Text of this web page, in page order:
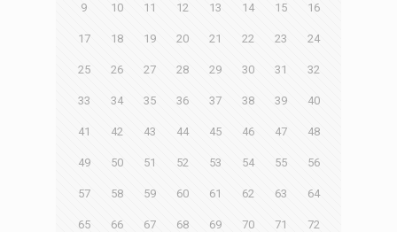
9 10 11 12 13 14 15 16
17 18 19 20 21 22 23 24
25 26 27 28 29 30 31 32
33 34 35 36 37 38 39 40
41 42 43 44 45 46 47 48
49 50 51 52 53 54 55 56
57 58 59 60 61 62 63 64
65 66 67 68 69 70 71 72